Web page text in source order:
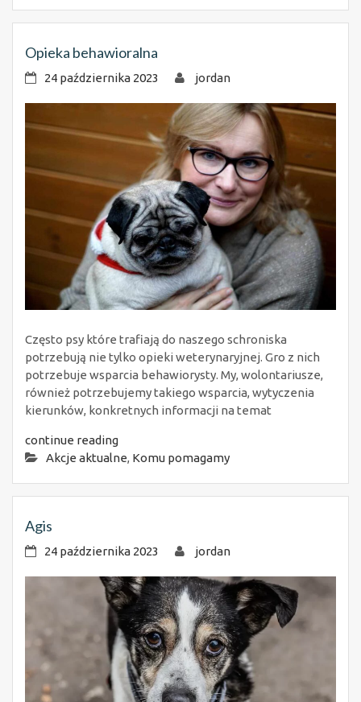
Opieka behawioralna
24 października 2023 jordan
Często psy które trafiają do naszego schroniska
potrzebują nie tylko opieki weterynaryjnej. Gro z nich
potrzebuje wsparcia behawiorysty. My, wolontariusze,
również potrzebujemy takiego wsparcia, wytyczenia
kierunków, konkretnych informacji na temat
continue reading
Akcje aktualne, Komu pomagamy
Agis
24 października 2023 jordan